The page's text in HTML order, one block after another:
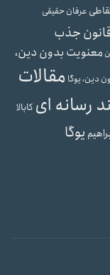
عرفان حقیقی
جذب
معنویت بدون دین،
دین، یوگا مقالات
رسانه ای کابالا
یوگا